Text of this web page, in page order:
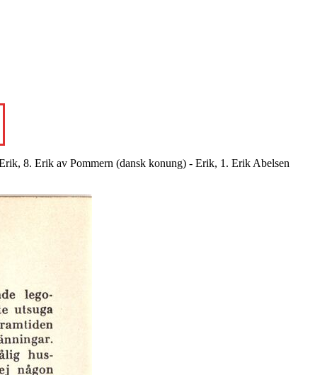
8. Erik av Pommern (dansk konung) - Erik, 1. Erik Abelsen